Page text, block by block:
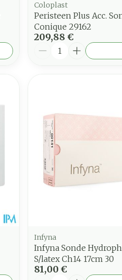
Coloplast
Peristeen Plus Acc.
Conique 29162
209,88 €
Quantité
Infyna
Infyna Sonde
S/latex Ch14 17cm 30
81,00 €